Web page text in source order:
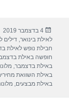
e
b
o
o
פורסם
בתאריך
4 בדצמבר 2019
לאילת בינואר,דילים
חבילת נופש לאילת
חופשה באילת
באילת בדצמבר,
באילת השוואת
באילת מבצעים,